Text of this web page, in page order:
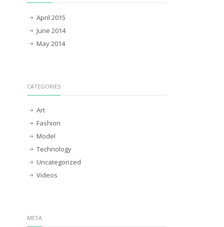
April 2015
June 2014
May 2014
CATEGORIES
Art
Fashion
Model
Technology
Uncategorized
Videos
META